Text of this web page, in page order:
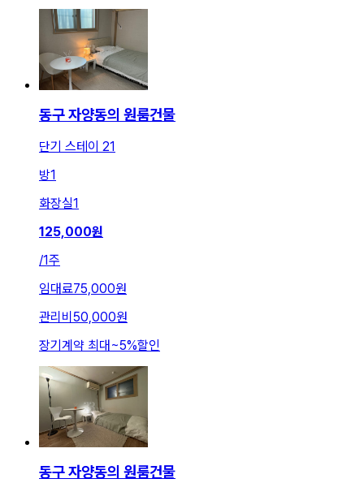
동구 자양동의 원룸건물
단기 스테이 21
방1
화장실1
125,000원
/1주
임대료75,000원
관리비 50,000원
장기계약 최대 ~5%할인
동구 자양동의 원룸건물